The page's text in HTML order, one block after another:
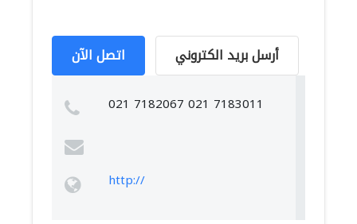
اتصل الآن أرسل بريد الكتروني
021 7182067 021 7183011
http://